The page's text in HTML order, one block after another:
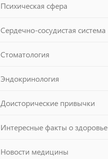
Психическая сфера
Сердечно-сосудистая система
Стоматология
Эндокринология
Доисторические привычки
Интересные факты о здоровье
Новости медицины